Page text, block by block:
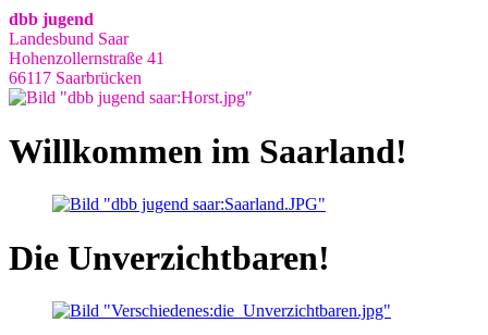
dbb jugend
Landesbund Saar
Hohenzollernstraße 41
66117 Saarbrücken
Willkommen im Saarland!
Die Unverzichtbaren!